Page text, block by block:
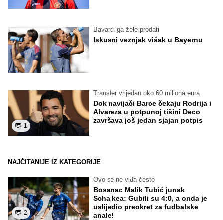
Bavarci ga žele prodati
Iskusni veznjak višak u Bayernu
1
Transfer vrijedan oko 60 miliona eura
Dok navijači Barce čekaju Rodrija i
Alvareza u potpunoj tišini Deco
završava još jedan sjajan potpis
NAJČITANIJE IZ KATEGORIJE
2
Ovo se ne viđa često
Bosanac Malik Tubić junak
Schalkea: Gubili su 4:0, a onda je
uslijedio preokret za fudbalske
anale!